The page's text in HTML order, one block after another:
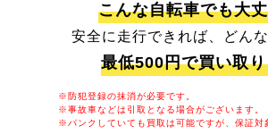
こんな自転車でも大
安全に走行できれば、どん
最低500円で買い取
※防犯登録の抹消が必要です。
※事故車などは引取となる場合がございます。
※パンクしていても買取は可能ですが、保証対